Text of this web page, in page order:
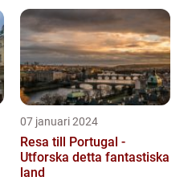
07 januari 2024
Resa till Portugal -
Utforska detta fantastiska
land